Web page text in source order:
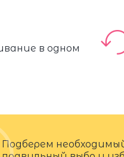
в одном
Подберем